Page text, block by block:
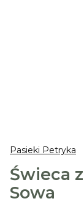
Pasieki Petryka
Świeca
Sowa